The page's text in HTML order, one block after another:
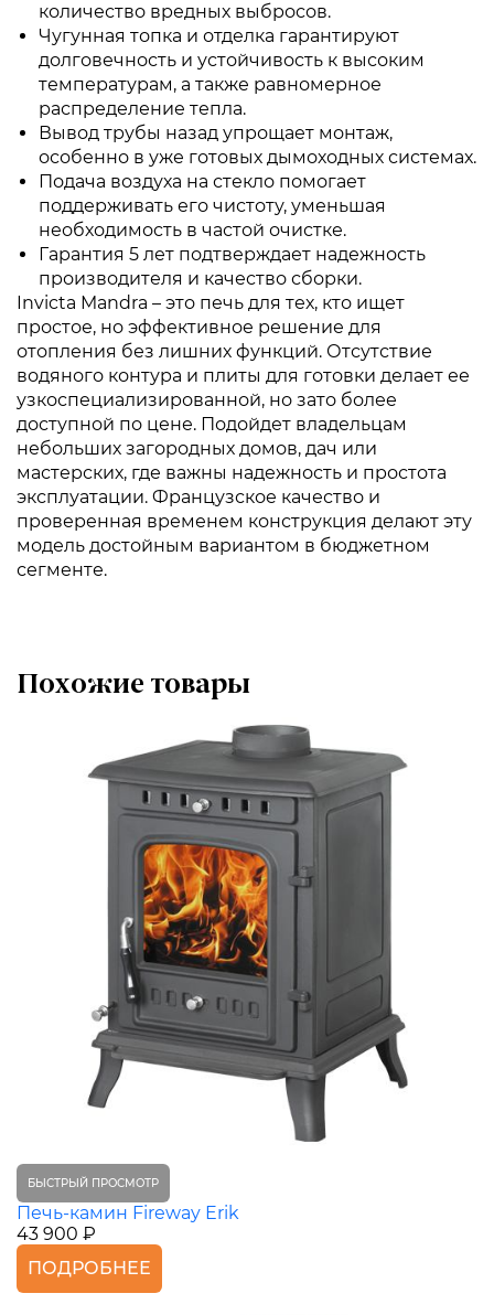
количество вредных выбросов.
Чугунная топка и отделка гарантируют
долговечность и устойчивость к высоким
температурам, а также равномерное
распределение тепла.
Вывод трубы назад упрощает монтаж,
особенно в уже готовых дымоходных системах.
Подача воздуха на стекло помогает
поддерживать его чистоту, уменьшая
необходимость в частой очистке.
Гарантия 5 лет подтверждает надежность
производителя и качество сборки.
Invicta Mandra – это печь для тех, кто ищет
простое, но эффективное решение для
отопления без лишних функций. Отсутствие
водяного контура и плиты для готовки делает ее
узкоспециализированной, но зато более
доступной по цене. Подойдет владельцам
небольших загородных домов, дач или
мастерских, где важны надежность и простота
эксплуатации. Французское качество и
проверенная временем конструкция делают эту
модель достойным вариантом в бюджетном
сегменте.
Похожие товары
БЫСТРЫЙ ПРОСМОТР
Печь-камин Fireway Erik
43 900 ₽
ПОДРОБНЕЕ